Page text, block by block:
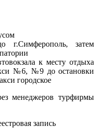
г.Симферополь, затем
к месту отдыха
№6, №9 до остановки
городское
менеджеров турфирмы
запись